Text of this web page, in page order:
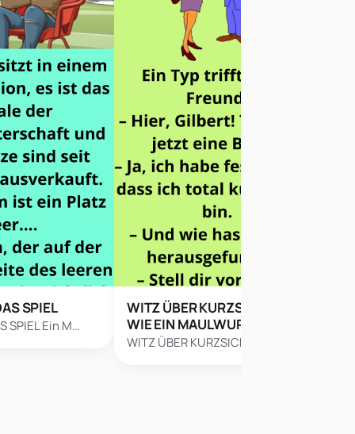
SPIEL
SPIEL Ein M…
WITZ ÜBER KURZSICHTIG
WIE EIN MAULWURF
WITZ ÜBER KURZSICHTIG WIE…